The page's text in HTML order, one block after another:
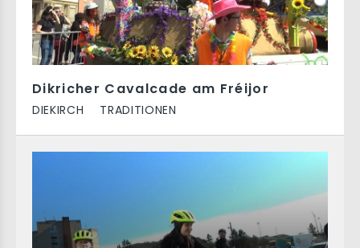
Dikricher Cavalcade am Fréijor
DIEKIRCH TRADITIONEN